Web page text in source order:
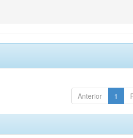
Anterior 1